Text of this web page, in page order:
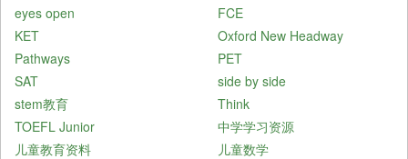
eyes open
FCE
KET
Oxford New Headway
Pathways
PET
SAT
side by side
stem教育
Think
TOEFL Junior
中学学习资源
儿童教育资料
儿童数学